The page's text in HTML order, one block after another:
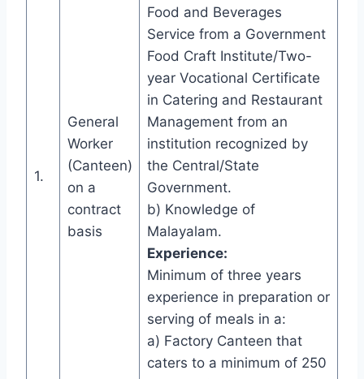
1.
General
Worker
(Canteen)
on a
contract
basis
Food and Beverages
Service from a Government
Food Craft Institute/Two-
year Vocational Certificate
in Catering and Restaurant
Management from an
institution recognized by
the Central/State
Government.
b) Knowledge of
Malayalam.
Experience:
Minimum of three years
experience in preparation or
serving of meals in a:
a) Factory Canteen that
caters to a minimum of 250